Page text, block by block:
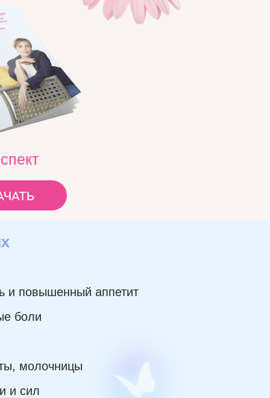
и повышенный аппетит
боли
молочницы
и сил